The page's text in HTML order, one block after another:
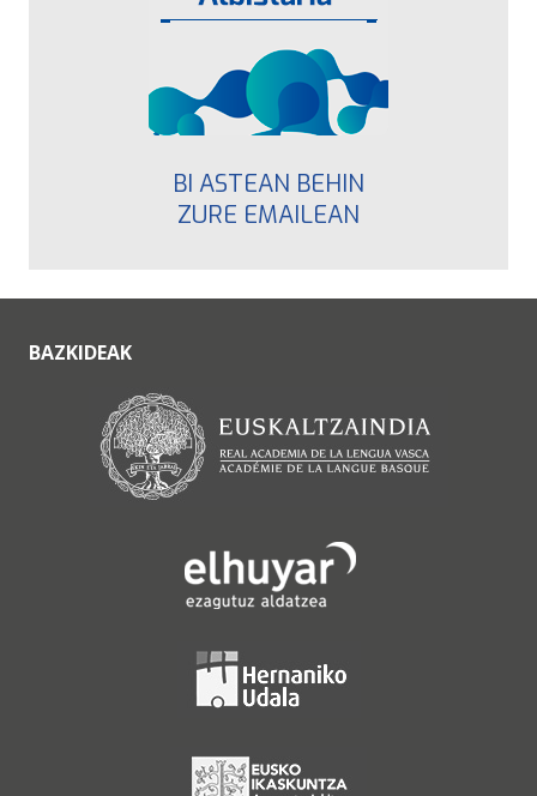
BI ASTEAN BEHIN
ZURE EMAILEAN
BAZKIDEAK